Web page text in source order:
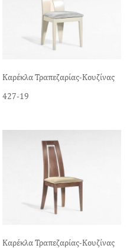
Καρέκλα Τραπεζαρίας-Κουζίνας
427-19
Καρέκλα Τραπεζαρίας-Κουζίνας